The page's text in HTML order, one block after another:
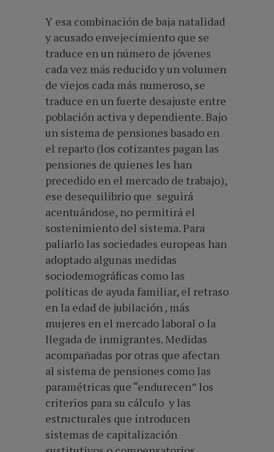
Y esa combinación de baja natalidad
y acusado envejecimiento que se
traduce en un número de jóvenes
cada vez más reducido y un volumen
de viejos cada más numeroso, se
traduce en un fuerte desajuste entre
población activa y dependiente. Bajo
un sistema de pensiones basado en
el reparto (los cotizantes pagan las
pensiones de quienes les han
precedido en el mercado de trabajo),
ese desequilibrio que seguirá
acentuándose, no permitirá el
sostenimiento del sistema. Para
paliarlo las sociedades europeas han
adoptado algunas medidas
sociodemográficas como las
políticas de ayuda familiar, el retraso
en la edad de jubilación , más
mujeres en el mercado laboral o la
llegada de inmigrantes. Medidas
acompañadas por otras que afectan
al sistema de pensiones como las
paramétricas que “endurecen” los
criterios para su cálculo y las
estructurales que introducen
sistemas de capitalización